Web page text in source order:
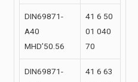
DIN69871-
A40
MHD’50.56
41 6 50
01 040
70
DIN69871-
41 6 63